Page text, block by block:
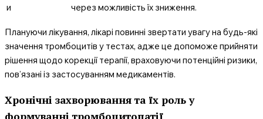
и
через можливість їх зниження.
Плануючи лікування, лікарі повинні звертати увагу на будь-які
значення тромбоцитів у тестах, адже це допоможе прийняти
рішення щодо корекції терапії, враховуючи потенційні ризики,
пов’язані із застосуванням медикаментів.
Хронічні захворювання та їх роль у
формуванні тромбоцитопатії